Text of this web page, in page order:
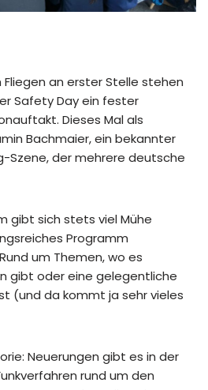
an erster Stelle stehen
Safety Day ein fester
Dieses Mal als
Bachmaier, ein bekannter
Szene, der mehrere deutsche
gibt sich stets viel Mühe
Programm
um Themen, wo es
gibt oder eine gelegentliche
(und da kommt ja sehr vieles
Neuerungen gibt es in der
rund um den